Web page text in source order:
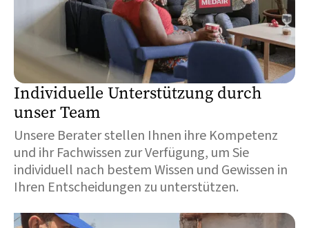
Individuelle Unterstützung durch
unser Team
Unsere Berater stellen Ihnen ihre Kompetenz
und ihr Fachwissen zur Verfügung, um Sie
individuell nach bestem Wissen und Gewissen in
Ihren Entscheidungen zu unterstützen.